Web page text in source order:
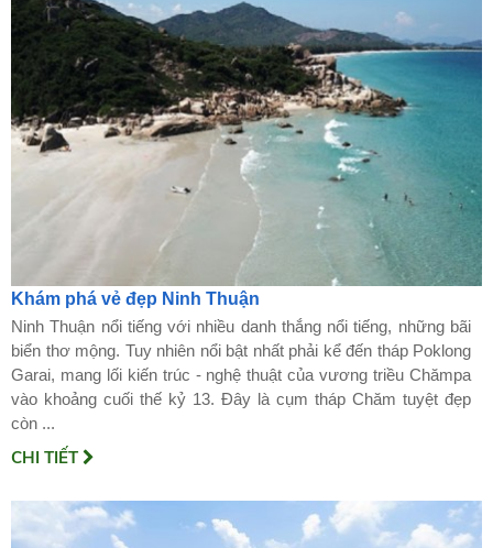
Khám phá vẻ đẹp Ninh Thuận
Ninh Thuận nổi tiếng với nhiều danh thắng nổi tiếng, những bãi
biển thơ mộng. Tuy nhiên nổi bật nhất phải kể đến tháp Poklong
Garai, mang lối kiến trúc - nghệ thuật của vương triều Chămpa
vào khoảng cuối thế kỷ 13. Đây là cụm tháp Chăm tuyệt đẹp
còn ...
CHI TIẾT